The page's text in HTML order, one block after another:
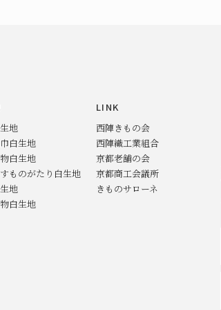
地
白生地
白生地
ものがたり白生地
地
白生地
LINK
西陣きもの会
西陣織工業組合
京都老舗の会
京都商工会議所
きものサローネ